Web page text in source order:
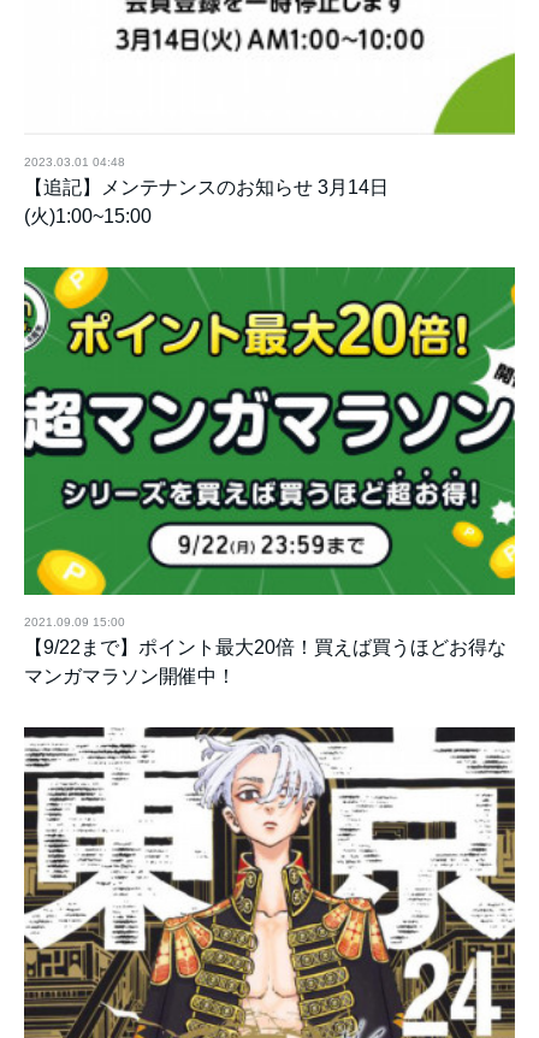
2023.03.01 04:48
【追記】メンテナンスのお知らせ 3月14日
(火)1:00~15:00
2021.09.09 15:00
【9/22まで】ポイント最大20倍！買えば買うほどお得な
マンガマラソン開催中！